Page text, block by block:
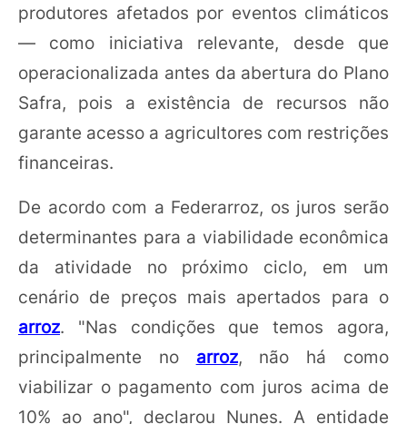
produtores afetados por eventos climáticos
— como iniciativa relevante, desde que
operacionalizada antes da abertura do Plano
Safra, pois a existência de recursos não
garante acesso a agricultores com restrições
financeiras.
De acordo com a Federarroz, os juros serão
determinantes para a viabilidade econômica
da atividade no próximo ciclo, em um
cenário de preços mais apertados para o
arroz. "Nas condições que temos agora,
principalmente no arroz, não há como
viabilizar o pagamento com juros acima de
10% ao ano", declarou Nunes. A entidade